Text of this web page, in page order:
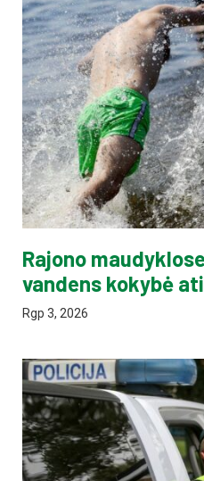
Rajono
vandens kokybė
Rgp 3, 2026